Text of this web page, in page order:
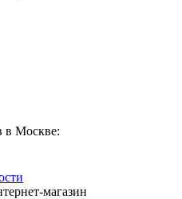
в Москве:
магазин